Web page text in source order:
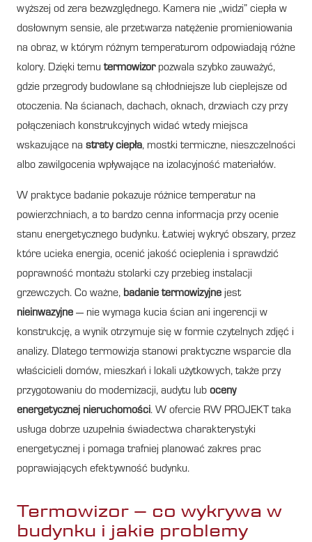
wyższej od zera bezwzględnego. Kamera nie „widzi” ciepła w
dosłownym sensie, ale przetwarza natężenie promieniowania
na obraz, w którym różnym temperaturom odpowiadają różne
kolory. Dzięki temu termowizorpozwala szybko zauważyć,
gdzie przegrody budowlane są chłodniejsze lub cieplejsze od
otoczenia. Na ścianach, dachach, oknach, drzwiach czy przy
połączeniach konstrukcyjnych widać wtedy miejsca
wskazujące na straty ciepła, mostki termiczne, nieszczelności
albo zawilgocenia wpływające na izolacyjność materiałów.
W praktyce badanie pokazuje różnice temperatur na
powierzchniach, a to bardzo cenna informacja przy ocenie
stanu energetycznego budynku. Łatwiej wykryć obszary, przez
które ucieka energia, ocenić jakość ocieplenia i sprawdzić
poprawność montażu stolarki czy przebieg instalacji
grzewczych. Co ważne, badanie termowizyjne jest
nieinwazyjne — nie wymaga kucia ścian ani ingerencji w
konstrukcję, a wynik otrzymuje się w formie czytelnych zdjęć i
analizy. Dlatego termowizja stanowi praktyczne wsparcie dla
właścicieli domów, mieszkań i lokali użytkowych, także przy
przygotowaniu do modernizacji, audytu lub oceny
energetycznej nieruchomości. W ofercie RW PROJEKT taka
usługa dobrze uzupełnia świadectwa charakterystyki
energetycznej i pomaga trafniej planować zakres prac
poprawiających efektywność budynku.
Termowizor – co wykrywa w
budynku i jakie problemy